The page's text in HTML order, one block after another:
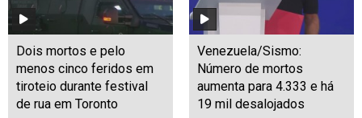
Dois mortos e pelo
menos cinco feridos em
tiroteio durante festival
de rua em Toronto
Venezuela/Sismo:
Número de mortos
aumenta para 4.333 e há
19 mil desalojados